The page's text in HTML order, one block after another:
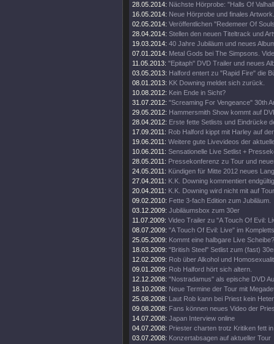
28.05.2014: Nächste Hörprobe: "Halls Of
16.05.2014: Neue Hörprobe und finales Artwork.
02.05.2014: Veröffentlichen "Redemeer Of
28.04.2014: Stellen den neuen Titeltrack und
19.03.2014: 40 Jahre Jubiläum und neues
07.01.2014: Metal Gods bei The Simpsons.
11.05.2013: "Epitaph" DVD Trailer und neues
03.05.2013: Halford entert zu "Rapid Fire" die
08.01.2013: KK Downing meldet sich zurück.
10.08.2012: Kein Ende in Sicht?
31.07.2012: "Screaming For Vengeance" 30th
29.05.2012: Hammersmith Show kommt auf
28.04.2012: Erste fette Setlists und Eindrücke
17.09.2011: Rob Halford kippt mit Harley auf
19.06.2011: Weitere gute Livevideos der
10.06.2011: Sensationelle Live Setlist +
28.05.2011: Pressekonferenz zu Tour und
24.05.2011: Kündigen für Mitte 2012 neues
27.04.2011: K.K. Downing kommentiert
20.04.2011: K.K. Downing wird nicht mit auf
09.02.2010: Fette 3-fach Edition zum Jubiläum.
03.12.2009: Jubiläumsbox zum 30er
11.07.2009: Video Trailer zu "A Touch Of Evil:
08.07.2009: "A Touch Of Evil: Live" im
25.05.2009: Kommt eine halbgare Live Scheibe?
18.03.2009: "British Steel" Setlist zum (fast)
12.02.2009: Rob über Alkohol und
09.01.2009: Rob Halford hört sich altern.
12.12.2008: "Nostradamus" als epische DVD
18.10.2008: Neue Termine der Tour mit
25.08.2008: Laut Rob kann bei Priest kein
09.08.2008: Fans können neues Video der
14.07.2008: Japan Interview online
04.07.2008: Priester charten trotz Kritiken fett
03.07.2008: Konzertabsagen auf aktueller Tour